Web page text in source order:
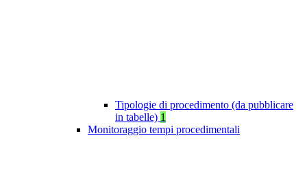
Tipologie di procedimento (da pubblicare
in tabelle) 1
Monitoraggio tempi procedimentali